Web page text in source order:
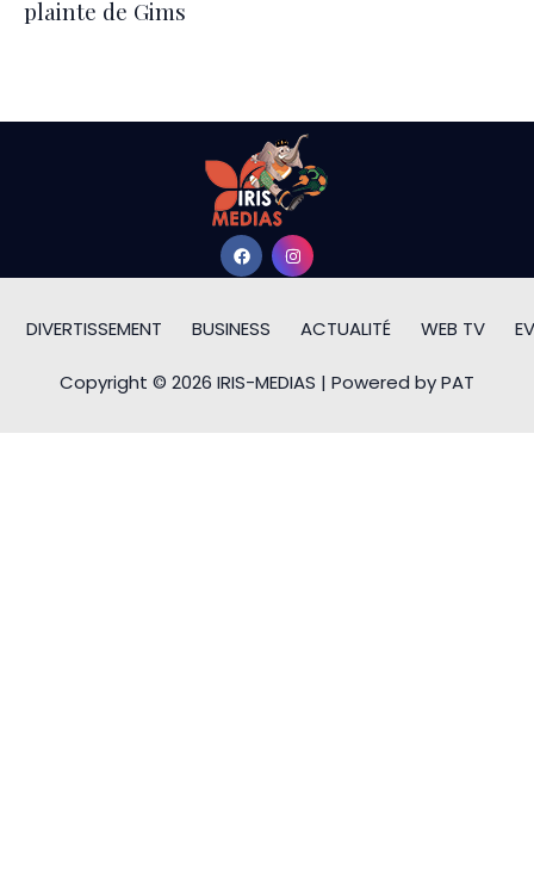
plainte de Gims
DIVERTISSEMENT BUSINESS ACTUALITÉ WEB TV
Copyright © 2026 IRIS-MEDIAS | Powered by PAT